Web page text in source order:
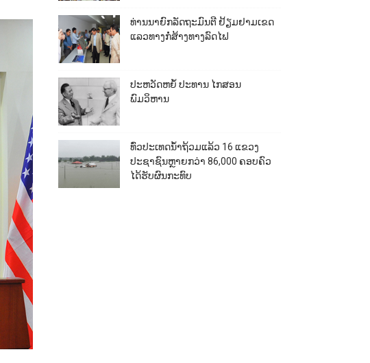
ທ່ານນາຍົກລັດຖະມົນຕີ ຢ້ຽມຢາມເຂດ
ແລວທາງກໍ່ສ້າງທາງລົດໄຟ
ປະຫວັດຫຍໍ້ ປະທານ ໄກສອນ
ພົມວິຫານ
ທົ່ວປະເທດນ້ຳຖ້ວມແລ້ວ 16 ແຂວງ
ປະຊາຊົນຫຼາຍກວ່າ 86,000​ ຄອບຄົວ
ໄດ້ຮັບຜົນກະທົບ